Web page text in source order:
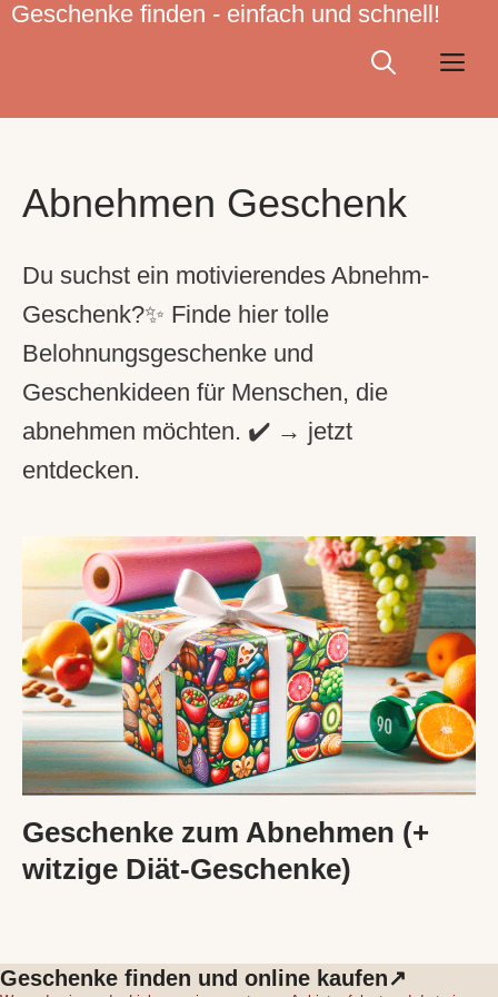
Zum
Geschenke finden - einfach und schnell!
Abnehmen Geschenk
Du suchst ein motivierendes Abnehm-
Geschenk?✨ Finde hier tolle
Belohnungsgeschenke und
Geschenkideen für Menschen, die
abnehmen möchten. ✔️ → jetzt
entdecken.
Geschenke zum Abnehmen (+
witzige Diät-Geschenke)
Geschenke finden und online kaufen↗